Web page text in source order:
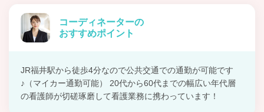
コーディネーターの
おすすめポイント
JR福井駅から徒歩4分なので公共交通での通勤が可能です
♪（マイカー通勤可能） 20代から60代までの幅広い年代層
の看護師が切磋琢磨して看護業務に携わっています！